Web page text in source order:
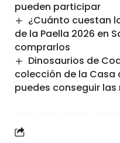
pueden participar
¿Cuánto cuestan
de la Paella 2026 en
comprarlos
Dinosaurios de
colección de la Casa
puedes conseguir